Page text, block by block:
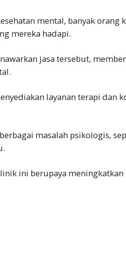
mental, banyak orang
mereka hadapi.
jasa tersebut,
layanan terapi dan
masalah psikologis,
ini berupaya